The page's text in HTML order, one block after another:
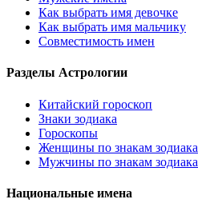
Как выбрать имя девочке
Как выбрать имя мальчику
Совместимость имен
Разделы Астрологии
Китайский гороскоп
Знаки зодиака
Гороскопы
Женщины по знакам зодиака
Мужчины по знакам зодиака
Национальные имена